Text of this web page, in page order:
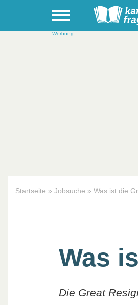
Werbung
Startseite » Jobsuche » Was ist die
Was
Die Great